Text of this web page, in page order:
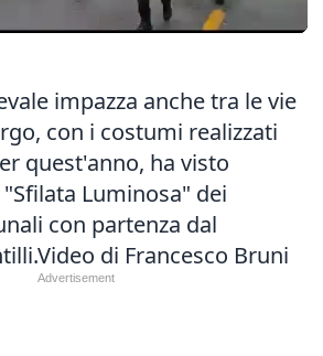
impazza anche tra le vie
con i costumi realizzati
quest'anno, ha visto
Luminosa" dei
con partenza dal
di Francesco Bruni